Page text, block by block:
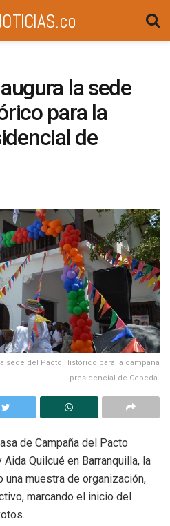
la sede
para la
de
sede del Pacto Histórico para la campaña
presidencial de Cepeda.
de Campaña del Pacto
Quilcué en Barranquilla, la
muestra de organización,
marcando el inicio del